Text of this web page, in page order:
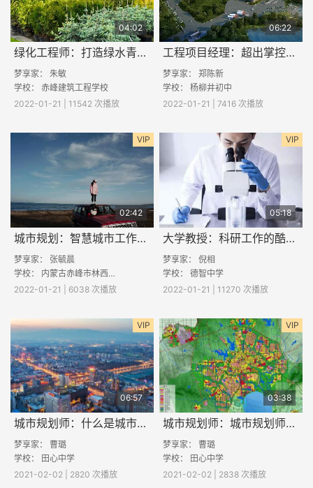
04:02
绿化工程师：打造绿水青山的酷与苦
梦享家： 朱敏
学校： 赤峰建筑工程学校
2022-01-21 | 11542 次播放
06:22
工程项目经理：超出掌控的事情要善于借力
梦享家： 郑陈新
学校： 杨柳井初中
2022-01-21 | 7416 次播放
VIP
02:42
城市规划：智慧城市工作情况
梦享家： 张毓晨
学校： 内蒙古赤峰市林西县职业中学
2022-01-21 | 6038 次播放
VIP
05:18
大学教授：科研工作的酷与苦
梦享家： 倪相
学校： 德智中学
2022-01-21 | 11270 次播放
VIP
06:57
城市规划师：什么是城市规划师
梦享家： 曹璐
学校：
田心中学
2021-02-02 | 2820 次播放
VIP
03:38
城市规划师：城市规划师的酷与苦
梦享家： 曹璐
学校：
田心中学
2021-02-02 | 2838 次播放